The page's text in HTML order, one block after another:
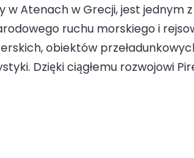
w Atenach w Grecji, jest jednym
ruchu morskiego i
obiektów
Dzięki ciągłemu rozwojowi